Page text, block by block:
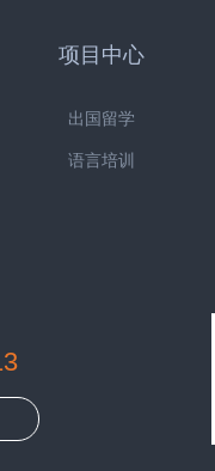
项目中心
出国留学
语言培训